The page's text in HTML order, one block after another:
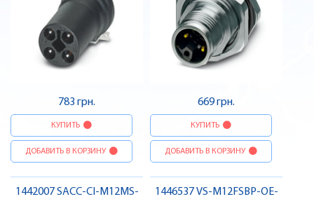
783 грн.
КУПИТЬ
ДОБАВИТЬ В КОРЗИНУ
669 грн.
КУПИТЬ
ДОБАВИТЬ В КОРЗИНУ
1442007 SACC-CI-M12MS-
1446537 VS-M12FSBP-OE-